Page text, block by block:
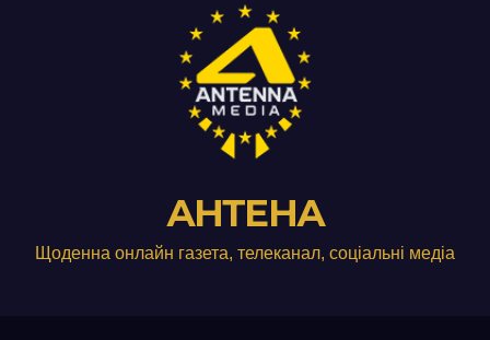
АНТЕНА
Щоденна онлайн газета, телеканал, соціальні медіа